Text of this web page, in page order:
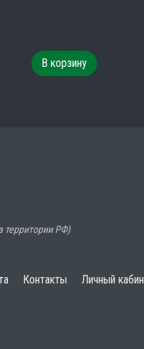
В корзину
территории РФ)
Контакты Личный